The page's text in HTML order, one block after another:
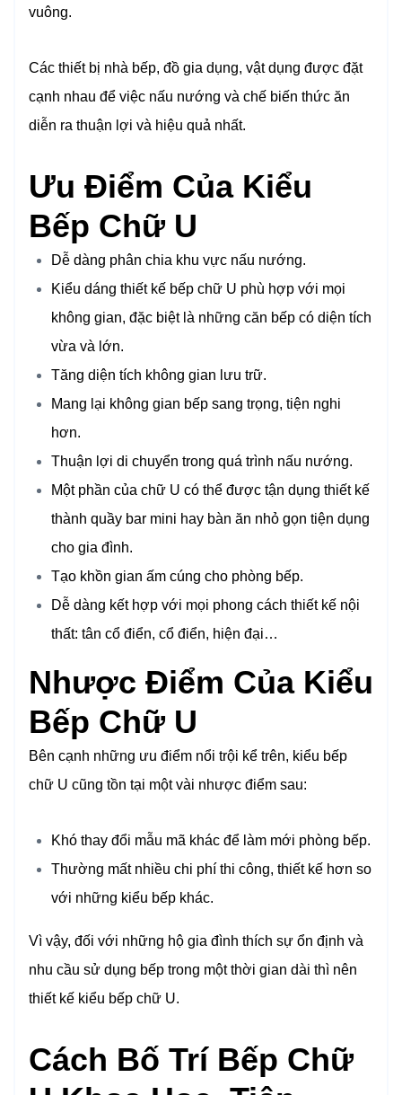
vuông.
Các thiết bị nhà bếp, đồ gia dụng, vật dụng được đặt
cạnh nhau để việc nấu nướng và chế biến thức ăn
diễn ra thuận lợi và hiệu quả nhất.
Ưu Điểm Của Kiểu
Bếp Chữ U
Dễ dàng phân chia khu vực nấu nướng.
Kiểu dáng thiết kế bếp chữ U phù hợp với mọi
không gian, đặc biệt là những căn bếp có diện tích
vừa và lớn.
Tăng diện tích không gian lưu trữ.
Mang lại không gian bếp sang trọng, tiện nghi
hơn.
Thuận lợi di chuyển trong quá trình nấu nướng.
Một phần của chữ U có thể được tận dụng thiết kế
thành quầy bar mini hay bàn ăn nhỏ gọn tiện dụng
cho gia đình.
Tạo khồn gian ấm cúng cho phòng bếp.
Dễ dàng kết hợp với mọi phong cách thiết kế nội
thất: tân cổ điển, cổ điển, hiện đại…
Nhược Điểm Của Kiểu
Bếp Chữ U
Bên cạnh những ưu điểm nổi trội kể trên, kiểu bếp
chữ U cũng tồn tại một vài nhược điểm sau:
Khó thay đổi mẫu mã khác để làm mới phòng bếp.
Thường mất nhiều chi phí thi công, thiết kế hơn so
với những kiểu bếp khác.
Vì vậy, đối với những hộ gia đình thích sự ổn định và
nhu cầu sử dụng bếp trong một thời gian dài thì nên
thiết kế kiểu bếp chữ U.
Cách Bố Trí Bếp Chữ